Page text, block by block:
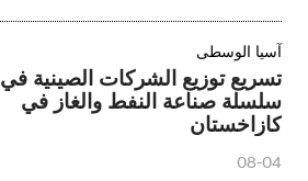
آسيا الوسطى
تسريع توزيع الشركات الصينية في
سلسلة صناعة النفط والغاز في
كازاخستان
08-04